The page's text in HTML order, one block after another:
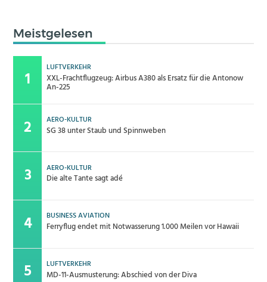
Meistgelesen
LUFTVERKEHR
XXL-Frachtflugzeug: Airbus A380 als Ersatz für die Antonow
An-225
AERO-KULTUR
SG 38 unter Staub und Spinnweben
AERO-KULTUR
Die alte Tante sagt adé
BUSINESS AVIATION
Ferryflug endet mit Notwasserung 1.000 Meilen vor Hawaii
LUFTVERKEHR
MD-11-Ausmusterung: Abschied von der Diva